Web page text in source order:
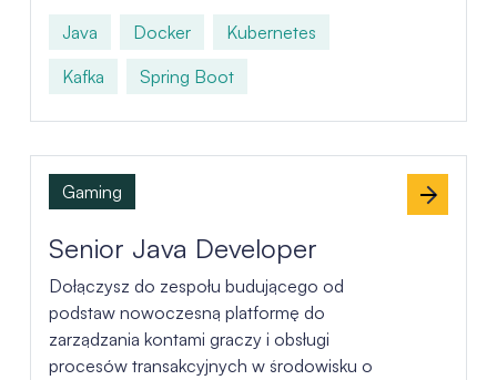
Java Docker
Kubernetes
Kafka
Spring Boot
Senior Java Developer
Dołączysz do zespołu budującego od
podstaw nowoczesną platformę do
zarządzania kontami graczy i obsługi
procesów transakcyjnych w środowisku o
Gaming